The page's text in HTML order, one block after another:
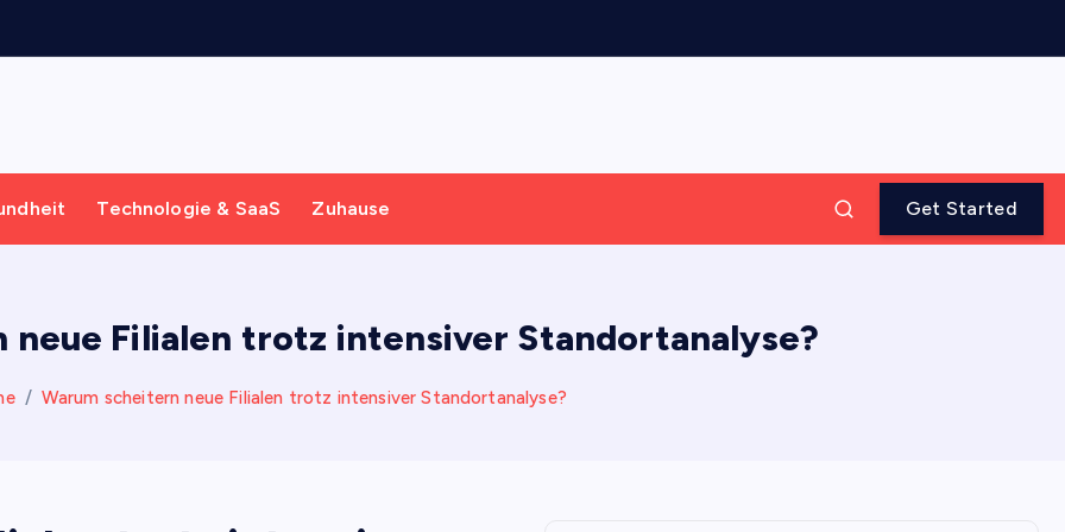
Technologie & SaaS Zuhause Get Started
neue Filialen trotz intensiver Standortanalyse?
Warum scheitern neue Filialen trotz intensiver Standortanalyse?